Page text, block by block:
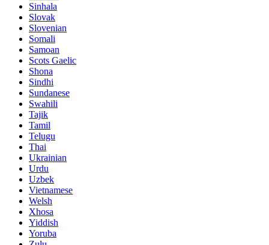
Sinhala
Slovak
Slovenian
Somali
Samoan
Scots Gaelic
Shona
Sindhi
Sundanese
Swahili
Tajik
Tamil
Telugu
Thai
Ukrainian
Urdu
Uzbek
Vietnamese
Welsh
Xhosa
Yiddish
Yoruba